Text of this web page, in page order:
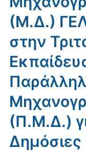
(Μ.Δ.) ΓΕΛ
στην
(Π.Μ.Δ.)